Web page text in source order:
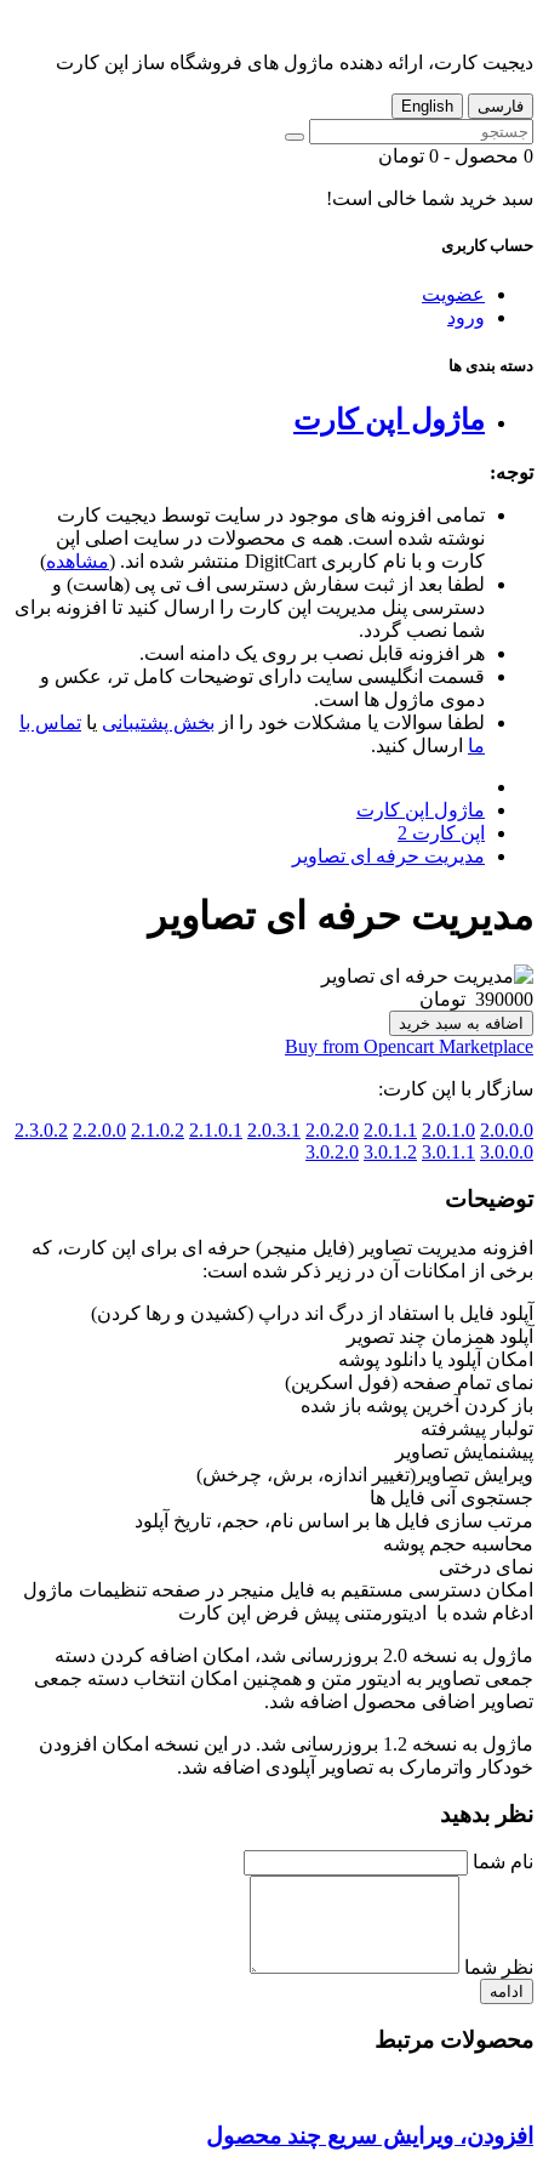
دیجیت کارت، ارائه دهنده ماژول های فروشگاه ساز اپن کارت
فارسی English
0 محصول - 0 تومان
سبد خرید شما خالی است!
حساب کاربری
عضویت
ورود
دسته بندی ها
ماژول اپن کارت
توجه:
تمامی افزونه های موجود در سایت توسط دیجیت کارت
نوشته شده است. همه ی محصولات در سایت اصلی اپن
کارت و با نام کاربری DigitCart منتشر شده اند. (
مشاهده)
لطفا بعد از ثبت سفارش دسترسی اف تی پی (هاست) و
دسترسی پنل مدیریت اپن کارت را ارسال کنید تا افزونه برای
شما نصب گردد.
هر افزونه قابل نصب بر روی یک دامنه است.
قسمت انگلیسی سایت دارای توضیحات کامل تر، عکس و
دموی ماژول ها است.
لطفا سوالات یا مشکلات خود را از بخش پشتیبانی یا تماس با
ما ارسال کنید.
ماژول اپن کارت
اپن کارت 2
مدیریت حرفه ای تصاویر
مدیریت حرفه ای تصاویر
390000 تومان
اضافه به سبد خرید
Buy from Opencart Marketplace
سازگار با اپن کارت:
2.0.0.0
2.0.1.0
2.0.1.1
2.0.2.0
2.0.3.1
2.1.0.1
2.1.0.2
2.2.0.0
2.3.0.2
3.0.0.0
3.0.1.1
3.0.1.2
3.0.2.0
توضیحات
افزونه مدیریت تصاویر (فایل منیجر) حرفه ای برای اپن کارت، که
برخی از امکانات آن در زیر ذکر شده است:
آپلود فایل با استفاد از درگ اند دراپ (کشیدن و رها کردن)
آپلود همزمان چند تصویر
امکان آپلود یا دانلود پوشه
نمای تمام صفحه (فول اسکرین)
باز کردن آخرین پوشه باز شده
تولبار پیشرفته
پیشنمایش تصاویر
ویرایش تصاویر(تغییر اندازه، برش، چرخش)
جستجوی آنی فایل ها
مرتب سازی فایل ها بر اساس نام، حجم، تاریخ آپلود
محاسبه حجم پوشه
نمای درختی
امکان دسترسی مستقیم به فایل منیجر در صفحه تنظیمات ماژول
ادغام شده با ادیتورمتنی پیش فرض اپن کارت
ماژول به نسخه 2.0 بروزرسانی شد، امکان اضافه کردن دسته
جمعی تصاویر به ادیتور متن و همچنین امکان انتخاب دسته جمعی
تصاویر اضافی محصول اضافه شد.
ماژول به نسخه 1.2 بروزرسانی شد. در این نسخه امکان افزودن
خودکار واترمارک به تصاویر آپلودی اضافه شد.
نظر بدهید
نام شما
نظر شما
ادامه
محصولات مرتبط
افزودن، ویرایش سریع چند محصول